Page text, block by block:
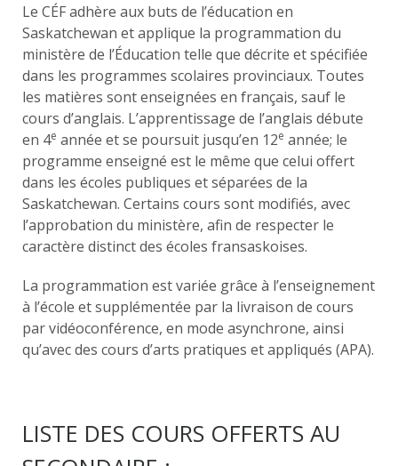
Le CÉF adhère aux buts de l’éducation en
Saskatchewan et applique la programmation du
ministère de l’Éducation telle que décrite et spécifiée
dans les programmes scolaires provinciaux. Toutes
les matières sont enseignées en français, sauf le
cours d’anglais. L’apprentissage de l’anglais débute
en 4e année et se poursuit jusqu’en 12e année; le
programme enseigné est le même que celui offert
dans les écoles publiques et séparées de la
Saskatchewan. Certains cours sont modifiés, avec
l’approbation du ministère, afin de respecter le
caractère distinct des écoles fransaskoises.
La programmation est variée grâce à l’enseignement
à l’école et supplémentée par la livraison de cours
par vidéoconférence, en mode asynchrone, ainsi
qu’avec des cours d’arts pratiques et appliqués (APA).
LISTE DES COURS OFFERTS AU